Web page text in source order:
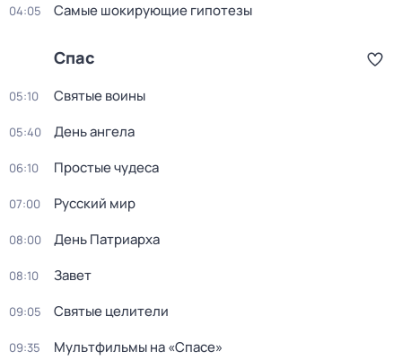
04:05 Самые шoкиpующие гипотезы
Спас
05:10 Святые воины
05:40 День ангела
06:10 Простые чудеса
07:00 Русский мир
08:00 День Патриарха
08:10 Завет
09:05 Святые целители
09:35 Мультфильмы на «Спасе»